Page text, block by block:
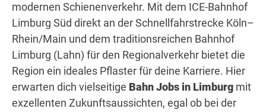
modernen Schienenverkehr. Mit dem ICE-Bahnhof
Limburg Süd direkt an der Schnellfahrstrecke Köln–
Rhein/Main und dem traditionsreichen Bahnhof
Limburg (Lahn) für den Regionalverkehr bietet die
Region ein ideales Pflaster für deine Karriere. Hier
erwarten dich vielseitige Bahn Jobs in Limburg mit
exzellenten Zukunftsaussichten, egal ob bei der